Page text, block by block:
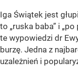
Iga Świątek jest
to „ruska baba” i
te wypowiedzi dr
burzę. Jedna z
uzależnień i